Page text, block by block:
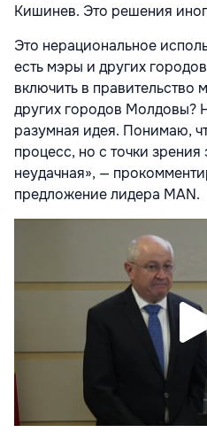
Кишинев. Это решения
Это нерациональное
есть мэры и других
включить в правительство
других городов Молдовы?
разумная идея. Понимаю,
процесс, но с точки
неудачная», —
предложение лидера MAN.